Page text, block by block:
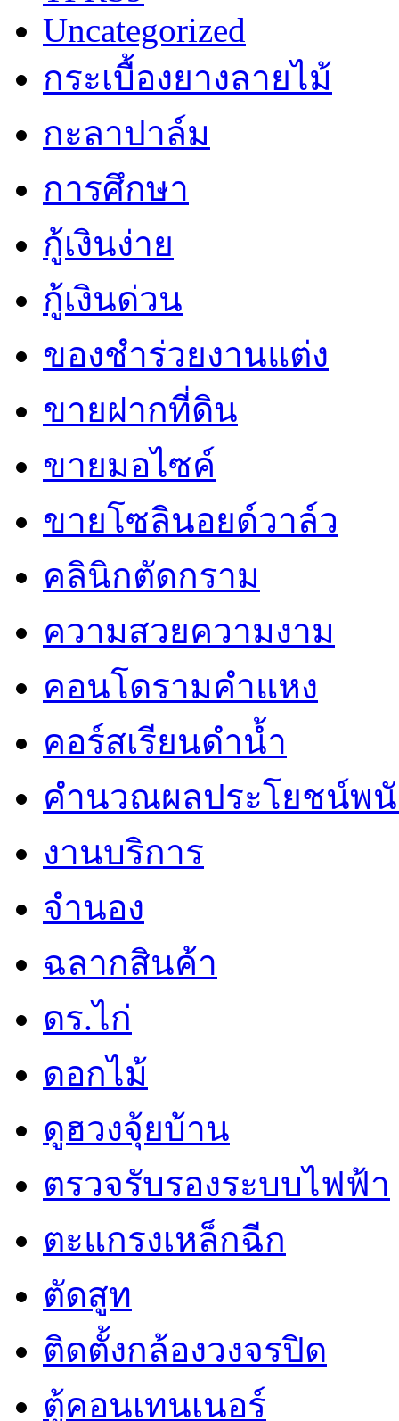
Uncategorized
กระเบื้องยางลายไม้
กะลาปาล์ม
การศึกษา
กู้เงินง่าย
กู้เงินด่วน
ของชำร่วยงานแต่ง
ขายฝากที่ดิน
ขายมอไซค์
ขายโซลินอยด์วาล์ว
คลินิกตัดกราม
ความสวยความงาม
คอนโดรามคำแหง
คอร์สเรียนดำน้ำ
คำนวณผลประโยชน์พ
งานบริการ
จำนอง
ฉลากสินค้า
ดร.ไก่
ดอกไม้
ดูฮวงจุ้ยบ้าน
ตรวจรับรองระบบไฟฟ้า
ตะแกรงเหล็กฉีก
ตัดสูท
ติดตั้งกล้องวงจรปิด
ตู้คอนเทนเนอร์